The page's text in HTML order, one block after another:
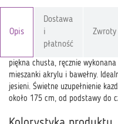
Opis
Dostawa
i
płatność
Zwroty
piękna chusta, ręcznie
mieszanki akrylu i bawełny.
jesieni. Świetne uzupełnienie
około 175 cm, od podstawy do